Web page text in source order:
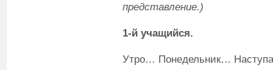
представление.)
1-й учащийся.
Утро… Понедельник…